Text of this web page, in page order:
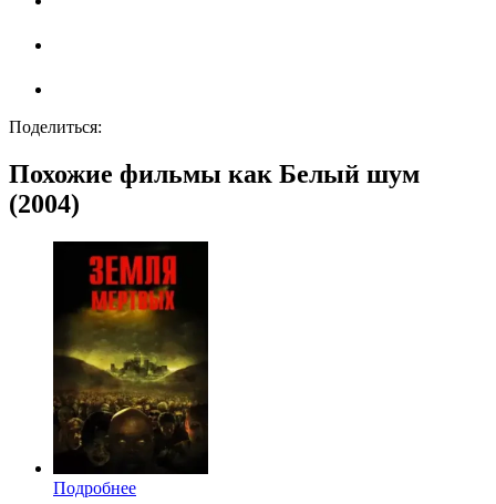
Поделиться:
Похожие фильмы как Белый шум
(2004)
Подробнее